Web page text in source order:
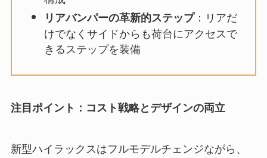
リアバンパーの革新的ステップ：リアだ
けでなくサイドからも荷台にアクセスで
きるステップを装備
注目ポイント：コスト戦略とデザインの両立
新型ハイラックスはフルモデルチェンジながら、